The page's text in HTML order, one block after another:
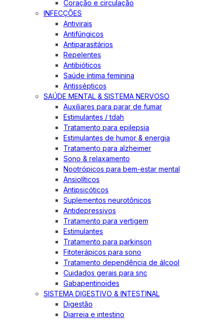
Coração e circulação
INFECÇÕES
Antivirais
Antifúngicos
Antiparasitários
Repelentes
Antibióticos
Saúde íntima feminina
Antissépticos
SAÚDE MENTAL & SISTEMA NERVOSO
Auxiliares para parar de fumar
Estimulantes / tdah
Tratamento para epilepsia
Estimulantes de humor & energia
Tratamento para alzheimer
Sono & relaxamento
Nootrópicos para bem-estar mental
Ansiolíticos
Antipsicóticos
Suplementos neurotônicos
Antidepressivos
Tratamento para vertigem
Estimulantes
Tratamento para parkinson
Fitoterápicos para sono
Tratamento dependência de álcool
Cuidados gerais para snc
Gabapentinoides
SISTEMA DIGESTIVO & INTESTINAL
Digestão
Diarreia e intestino